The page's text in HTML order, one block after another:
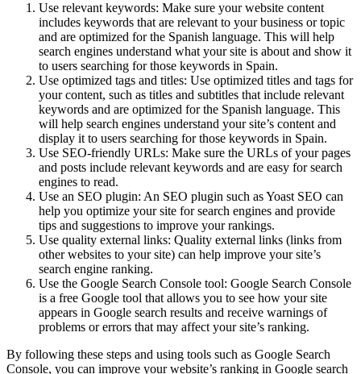
Use relevant keywords: Make sure your website content
includes keywords that are relevant to your business or topic
and are optimized for the Spanish language. This will help
search engines understand what your site is about and show it
to users searching for those keywords in Spain.
Use optimized tags and titles: Use optimized titles and tags for
your content, such as titles and subtitles that include relevant
keywords and are optimized for the Spanish language. This
will help search engines understand your site’s content and
display it to users searching for those keywords in Spain.
Use SEO-friendly URLs: Make sure the URLs of your pages
and posts include relevant keywords and are easy for search
engines to read.
Use an SEO plugin: An SEO plugin such as Yoast SEO can
help you optimize your site for search engines and provide
tips and suggestions to improve your rankings.
Use quality external links: Quality external links (links from
other websites to your site) can help improve your site’s
search engine ranking.
Use the Google Search Console tool: Google Search Console
is a free Google tool that allows you to see how your site
appears in Google search results and receive warnings of
problems or errors that may affect your site’s ranking.
By following these steps and using tools such as Google Search
Console, you can improve your website’s ranking in Google search